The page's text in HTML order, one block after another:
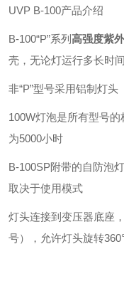
UVP B-100产品介绍
B-100“P”系列 高强度紫
壳，无论灯运行多长时
非“P”型号采用铝制灯头
100W灯泡是所有型号
为5000小时
B-100SP附带的自防泡
取决于使用模式
灯头连接到变压器底座
号），允许灯头旋转